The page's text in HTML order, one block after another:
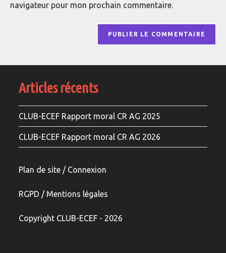
(facultatif)
navigateur pour mon prochain commentaire.
Articles récents
CLUB-ECEF Rapport moral CR AG 2025
CLUB-ECEF Rapport moral CR AG 2026
Plan de site / Connexion
RGPD / Mentions légales
Copyright CLUB-ECEF - 2026